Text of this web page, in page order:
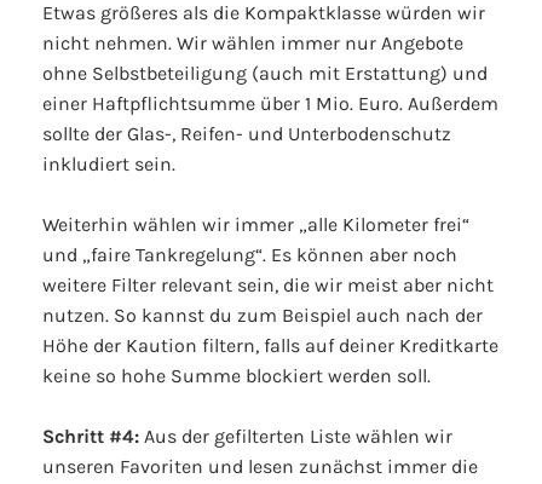
Etwas größeres als die Kompaktklasse würden wir
nicht nehmen. Wir wählen immer nur Angebote
ohne Selbstbeteiligung (auch mit Erstattung) und
einer Haftpflichtsumme über 1 Mio. Euro. Außerdem
sollte der Glas-, Reifen- und Unterbodenschutz
inkludiert sein.
Weiterhin wählen wir immer „alle Kilometer frei“
und „faire Tankregelung“. Es können aber noch
weitere Filter relevant sein, die wir meist aber nicht
nutzen. So kannst du zum Beispiel auch nach der
Höhe der Kaution filtern, falls auf deiner Kreditkarte
keine so hohe Summe blockiert werden soll.
Schritt #4: Aus der gefilterten Liste wählen wir
unseren Favoriten und lesen zunächst immer die